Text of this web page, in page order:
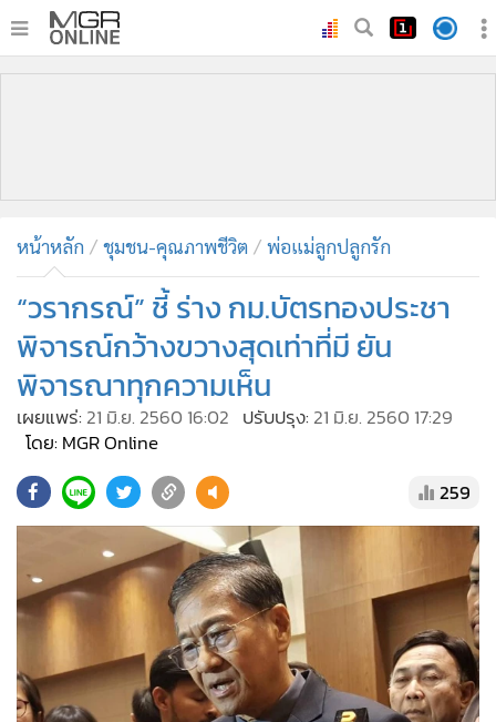
• บันเทิง
ผู้จัดการรายวัน
คอลัมนิสต์
• ละคร
• CbizReview
• Cyber BIZ
• Good health & Well-being
• Green Innovation & SD
Management & HR
• MGR Live
•
Infographic
•
การเมือง
• ท่องเที่ยว
หน้าหลัก ชุมชน-คุณภาพชีวิต พ่อแม่ลูกปลูกรัก
“วรากรณ์” ชี้ ร่าง กม.บัตรทองประชา
พิจารณ์กว้างขวางสุดเท่าที่มี ยัน
พิจารณาทุกความเห็น
เผยแพร่: 21 มิ.ย. 2560 16:02 ปรับปรุง: 21 มิ.ย. 2560 17:29
โดย: MGR Online
259